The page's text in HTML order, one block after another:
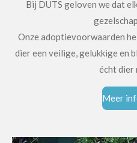
Bij DUTS geloven we dat
Onze adoptievoorwaarden
dier een veilige, gelukkige en
écht dier
Meer